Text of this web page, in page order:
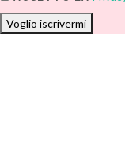
Voglio iscrivermi